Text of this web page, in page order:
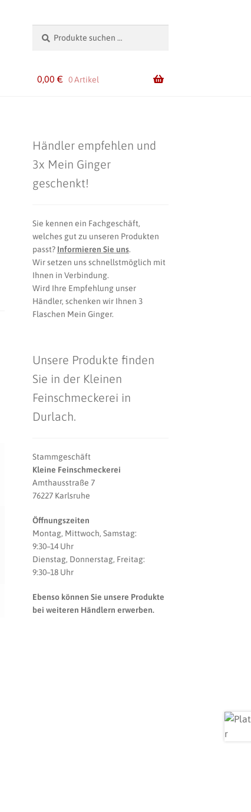
nach:
0,00 € 0 Artikel
Händler empfehlen und
3x Mein Ginger
geschenkt!
Sie kennen ein Fachgeschäft,
welches gut zu unseren Produkten
passt? Informieren Sie uns.
Wir setzen uns schnellstmöglich mit
Ihnen in Verbindung.
Wird Ihre Empfehlung unser
Händler, schenken wir Ihnen 3
Flaschen Mein Ginger.
Unsere Produkte finden
Sie in der Kleinen
Feinschmeckerei in
Durlach.
Stammgeschäft
Kleine Feinschmeckerei
Amthausstraße 7
76227 Karlsruhe
Öffnungszeiten
Montag, Mittwoch, Samstag:
9:30–14 Uhr
Dienstag, Donnerstag, Freitag:
9:30–18 Uhr
Ebenso können Sie unsere Produkte
bei weiteren Händlern erwerben.